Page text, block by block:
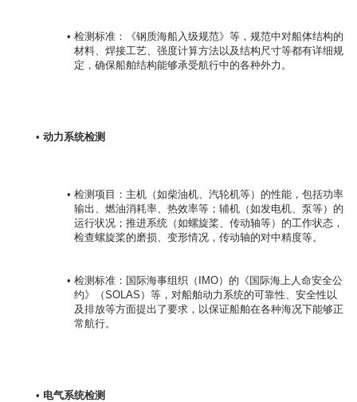
检测标准：《钢质海船入级规范》等，规范中对船体结构的
材料、焊接工艺、强度计算方法以及结构尺寸等都有详细规
定，确保船舶结构能够承受航行中的各种外力。
动力系统检测
检测项目：主机（如柴油机、汽轮机等）的性能，包括功率
输出、燃油消耗率、热效率等；辅机（如发电机、泵等）的
运行状况；推进系统（如螺旋桨、传动轴等）的工作状态，
检查螺旋桨的磨损、变形情况，传动轴的对中精度等。
检测标准：国际海事组织（IMO）的《国际海上人命安全公
约》（SOLAS）等，对船舶动力系统的可靠性、安全性以
及排放等方面提出了要求，以保证船舶在各种海况下能够正
常航行。
电气系统检测